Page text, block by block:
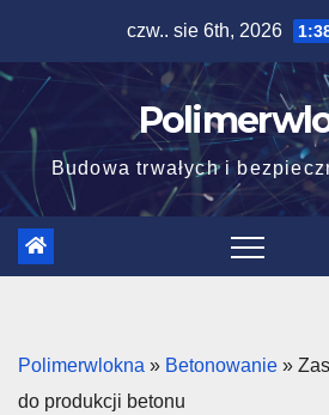
content
czw.. sie 6th, 2026
Budowa trwałych i
Polimerwlokna » Betonowanie »
do produkcji betonu